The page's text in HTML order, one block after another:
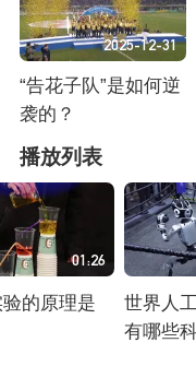
2025-12-31
“告花子队”是如何逆
袭的？
正在播放
播放列表
01:26
的原理是
世界人
有哪些